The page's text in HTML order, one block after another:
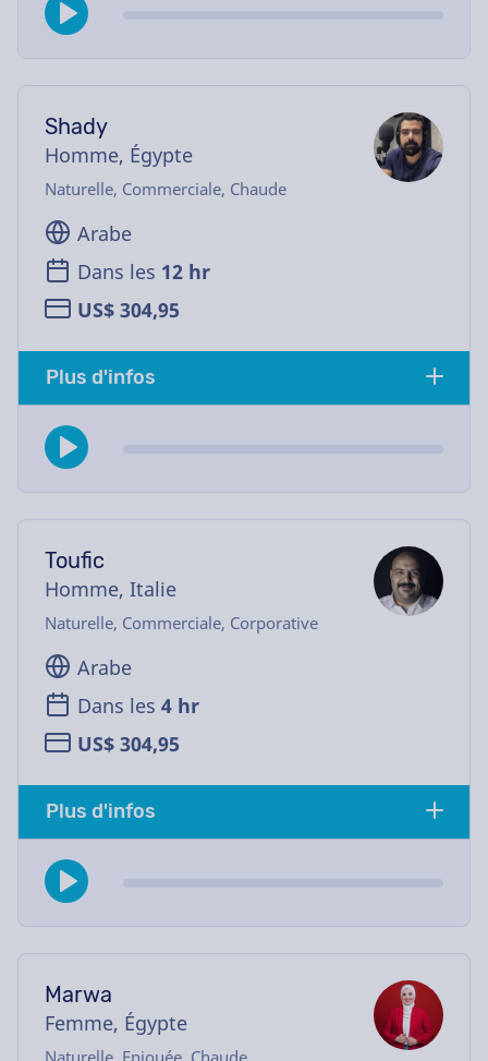
Shady
Homme, Égypte
Naturelle, Commerciale, Chaude
Arabe
Dans les 12 hr
US$ 304,95
Plus d'infos
Toufic
Homme, Italie
Naturelle, Commerciale, Corporative
Arabe
Dans les 4 hr
US$ 304,95
Plus d'infos
Marwa
Femme, Égypte
Naturelle, Enjouée, Chaude